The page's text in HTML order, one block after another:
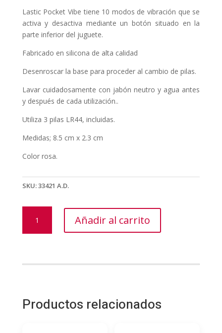
Lastic Pocket Vibe tiene 10 modos de vibración que se
activa y desactiva mediante un botón situado en la
parte inferior del juguete.
Fabricado en silicona de alta calidad
Desenroscar la base para proceder al cambio de pilas.
Lavar cuidadosamente con jabón neutro y agua antes
y después de cada utilización..
Utiliza 3 pilas LR44, incluidas.
Medidas; 8.5 cm x 2.3 cm
Color rosa.
SKU:33421 A.D.
ESTIMULADOR
CLITORIANO
CONEJITO
Añadir al carrito
Productos relacionados